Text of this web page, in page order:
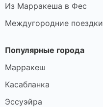
Из Марракеша в Фес
Междугородние поездки
Популярные города
Марракеш
Касабланка
Эссуэйра